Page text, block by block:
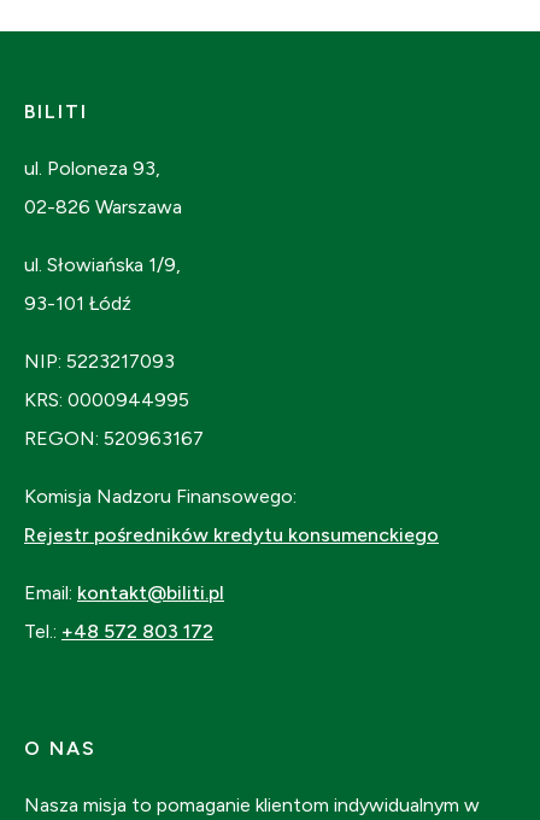
BILITI
ul. Poloneza 93,
02-826 Warszawa
ul. Słowiańska 1/9,
93-101 Łódź
NIP: 5223217093
KRS: 0000944995
REGON: 520963167
Komisja Nadzoru Finansowego:
Rejestr pośredników kredytu konsumenckiego
Email: kontakt@biliti.pl
Tel.: +48 572 803 172
O NAS
Nasza misja to pomaganie klientom indywidualnym w